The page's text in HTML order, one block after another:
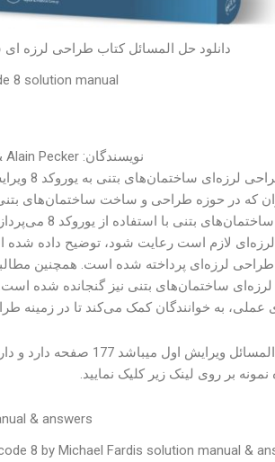
دانلود حل المسائل کتاب طراحی لرزه ای ساختمان های بتنی به
8 solution manual
نویسندگان: Michael Fardis &Alain Pecker
ساختمان‌های بتنی به یوروکد 8 ویرایش اول نوشته مایکل فردیس،
که در حوزه طراحی و ساخت ساختمان‌های
لرزه‌ای
لازم است رعایت شود، توضیح داده شده
طراحی لرزه‌ای پرداخته شده است. همچنین
عملی، به خوانندگان کمک می‌کند تا در زمینه
بر روی لینک زیر کلیک نمایید.
& answers
8 by Michael Fardis solution manual &